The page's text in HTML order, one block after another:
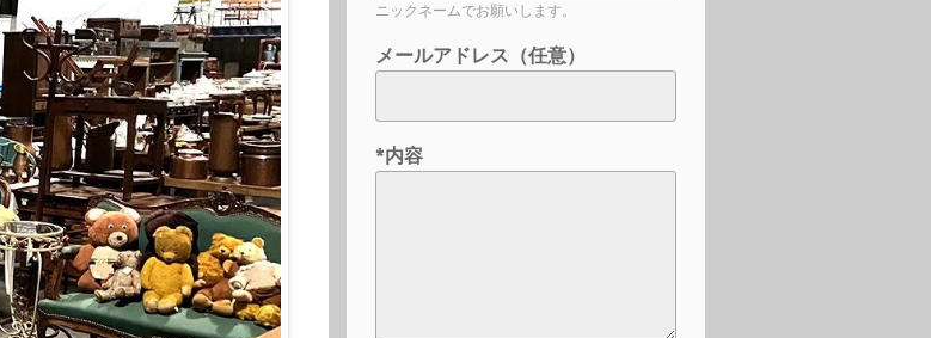
ニックネームでお願いします。
メールアドレス（任意）
*内容